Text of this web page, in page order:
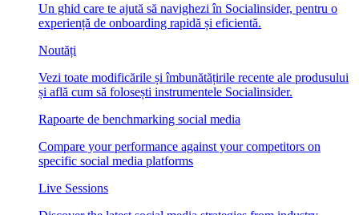
Un ghid care te ajută să navighezi în Socialinsider, pentru o
experiență de onboarding rapidă și eficientă.
Noutăți
Vezi toate modificările și îmbunătățirile recente ale produsului
și află cum să folosești instrumentele Socialinsider.
Rapoarte de benchmarking social media
Compare your performance against your competitors on
specific social media platforms
Live Sessions